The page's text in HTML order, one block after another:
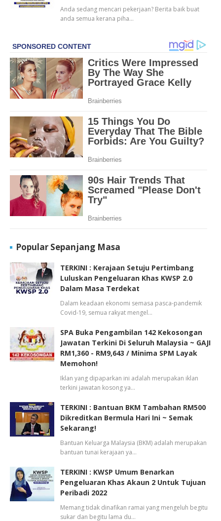
Anda sedang mencari pekerjaan? Berita baik buat
anda semua kerana piha…
Popular Sepanjang Masa
TERKINI : Kerajaan Setuju Pertimbang
Luluskan Pengeluaran Khas KWSP 2.0
Dalam Masa Terdekat
Dalam keadaan ekonomi semasa pasca-pandemik
Covid-19, semua rakyat mengel…
SPA Buka Pengambilan 142 Kekosongan
Jawatan Terkini Di Seluruh Malaysia ~ GAJI
RM1,360 - RM9,643 / Minima SPM Layak
Memohon!
Iklan yang dipaparkan ini adalah merupakan iklan
terkini jawatan kosong ya…
TERKINI : Bantuan BKM Tambahan RM500
Dikreditkan Bermula Hari Ini ~ Semak
Sekarang!
Bantuan Keluarga Malaysia (BKM) adalah merupakan
bantuan tunai kerajaan ya…
TERKINI : KWSP Umum Benarkan
Pengeluaran Khas Akaun 2 Untuk Tujuan
Peribadi 2022
Memang tidak dinafikan ramai yang mengeluh begitu
sukar dan begitu lama du…